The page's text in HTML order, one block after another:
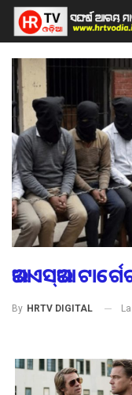
ଆଇଏସ୍‌ଆଇ
By HRTV DIGITAL